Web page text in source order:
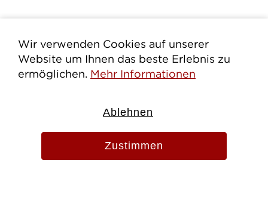
Wir verwenden Cookies auf unserer
Website um Ihnen das beste Erlebnis zu
ermöglichen. Mehr Informationen
Ablehnen
Zustimmen